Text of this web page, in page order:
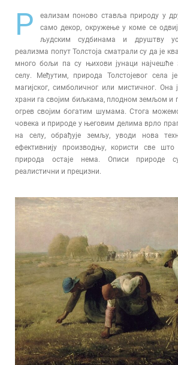
Р
еализам поново ставља природу у
само декор, окружење у коме се
људским судбинама и друштву
реализма попут Толстоја сматрали су да је
много бољи па су њихови јунаци најчешће
селу. Међутим, природа Толстојевог села
магијског, симболичног или мистичног. Она
храни га својим биљкама, плодном земљом
огрев својим богатим шумама. Стога
човека и природе у његовим делима врло
на селу, обрађује земљу, уводи нова
ефективнију производњу, користи све
природа остаје нема. Описи природе
реалистични и прецизни.